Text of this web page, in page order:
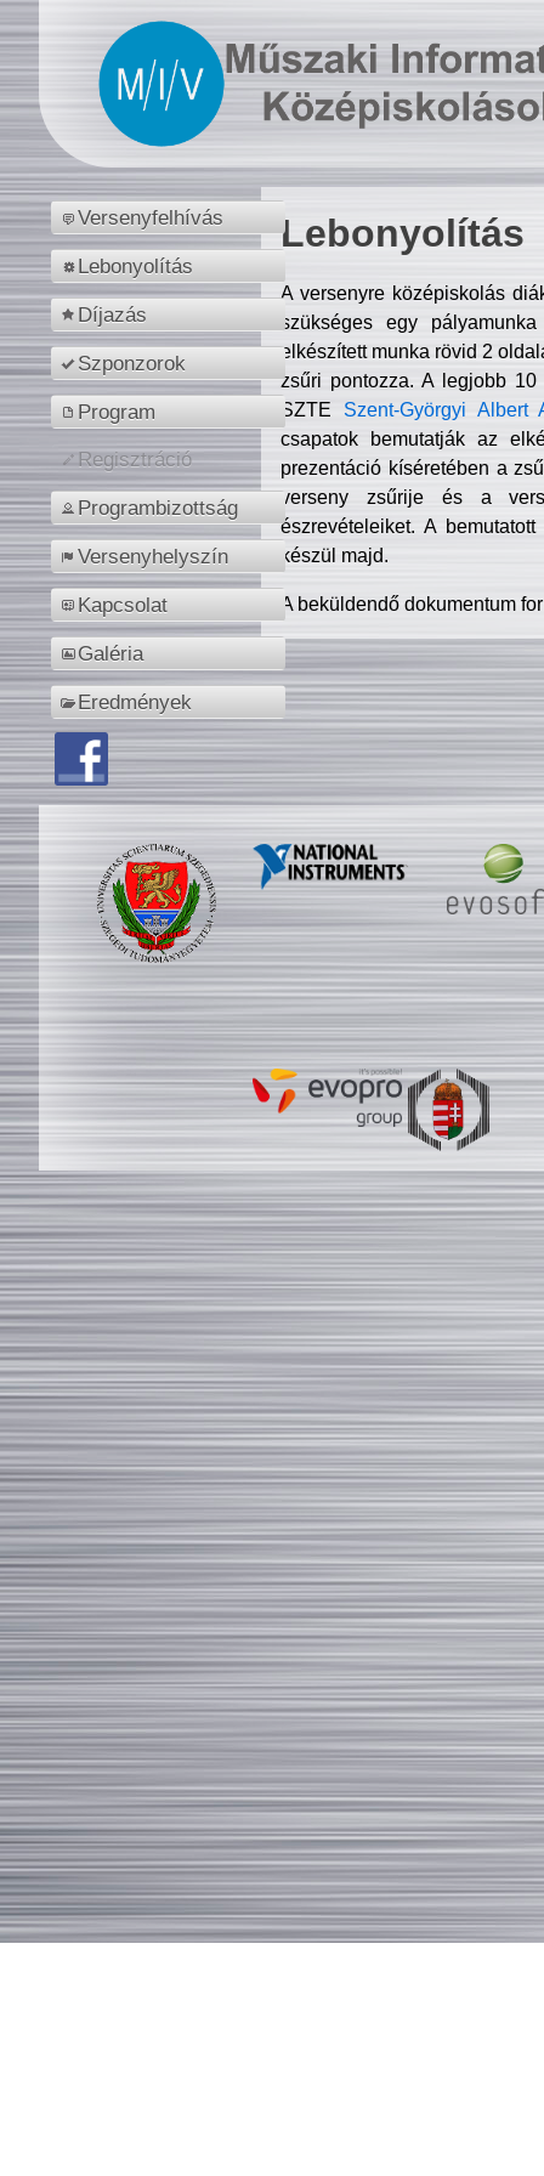
Versenyfelhívás
Lebonyolítás
Díjazás
Szponzorok
Program
Regisztráció
Programbizottság
Versenyhelyszín
Kapcsolat
Galéria
Eredmények
Lebonyolítás
A versenyre középiskolás
szükséges egy
elkészített munka rövid 2
zsűri pontozza. A legjobb
SZTE Szent-Györgyi Albert
csapatok bemutatják az
prezentáció kíséretében a
verseny zsűrije és a
észrevételeiket. A
készül majd.
A beküldendő dokumentum